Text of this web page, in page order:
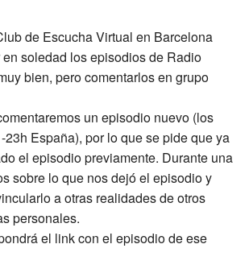
de Escucha Virtual en Barcelona
soledad los episodios de Radio
bien, pero comentarlos en grupo
un episodio nuevo (los
23h España), por lo que se pide que ya
el episodio previamente. Durante una
sobre lo que nos dejó el episodio y
a otras realidades de otros
personales.
el link con el episodio de ese